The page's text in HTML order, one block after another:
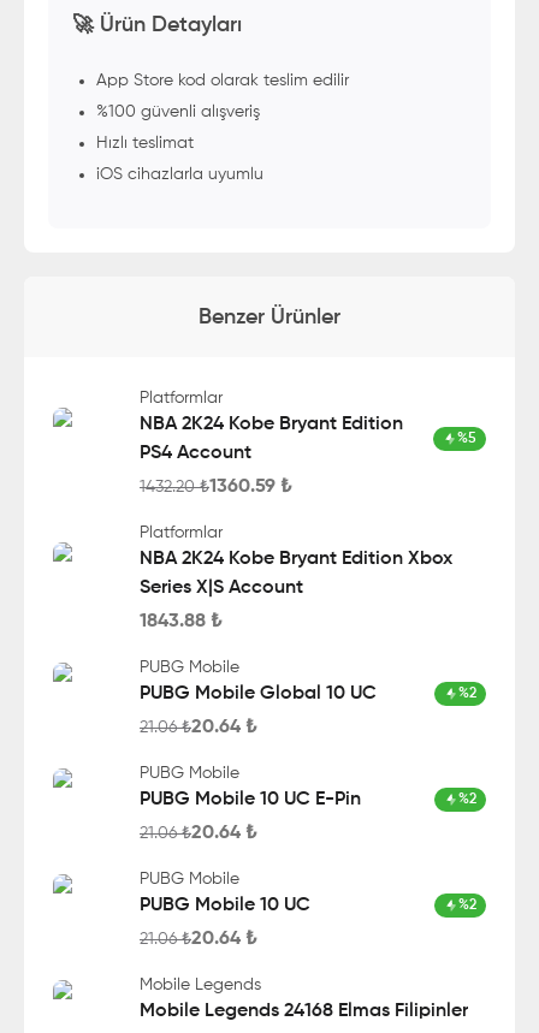
🚀 Ürün Detayları
App Store kod olarak teslim edilir
%100 güvenli alışveriş
Hızlı teslimat
iOS cihazlarla uyumlu
Benzer Ürünler
Platformlar
NBA 2K24 Kobe Bryant Edition
PS4 Account
%5
1432.20₺1360.59 ₺
Platformlar
NBA 2K24 Kobe Bryant Edition Xbox
Series X|S Account
1843.88 ₺
PUBG Mobile
PUBG Mobile Global 10 UC %2
21.06₺20.64 ₺
PUBG Mobile
PUBG Mobile 10 UC E-Pin %2
21.06₺20.64 ₺
PUBG Mobile
PUBG Mobile 10 UC %2
21.06₺20.64 ₺
Mobile Legends
Mobile Legends 24168 Elmas Filipinler